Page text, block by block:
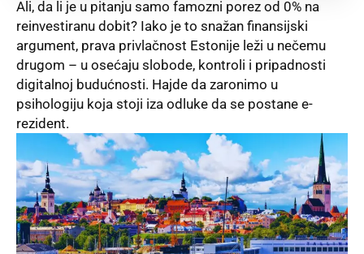
Ali, da li je u pitanju samo famozni porez od 0% na
reinvestiranu dobit? Iako je to snažan finansijski
argument, prava privlačnost Estonije leži u nečemu
drugom – u osećaju slobode, kontroli i pripadnosti
digitalnoj budućnosti. Hajde da zaronimo u
psihologiju koja stoji iza odluke da se postane e-
rezident.